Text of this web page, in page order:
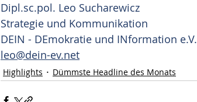
Dipl.sc.pol. Leo Sucharewicz
Strategie und Kommunikation
DEIN - DEmokratie und INformation e.V.
leo@dein-ev.net
Highlights Dümmste Headline des Monats